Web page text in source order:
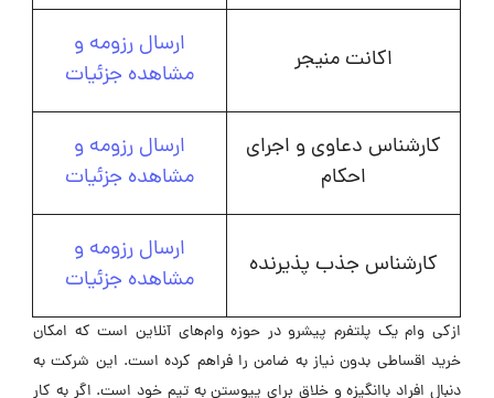
اکانت منیجر
ارسال رزومه و
مشاهده جزئیات
کارشناس دعاوی و اجرای
احکام
ارسال رزومه و
مشاهده جزئیات
کارشناس جذب پذیرنده
ارسال رزومه و
مشاهده جزئیات
ازکی وام یک پلتفرم پیشرو در حوزه وام‌های آنلاین است که امکان
خرید اقساطی بدون نیاز به ضامن را فراهم کرده است. این شرکت به
دنبال افراد باانگیزه و خلاق برای پیوستن به تیم خود است. اگر به کار